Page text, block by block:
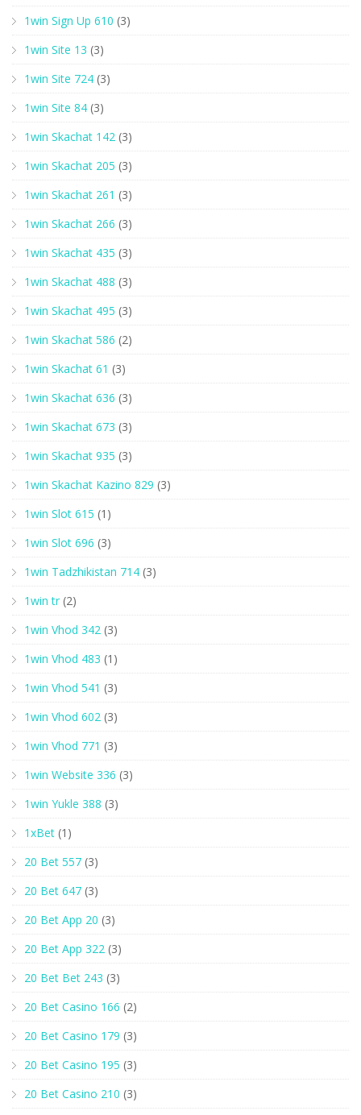
1win Sign Up 610 (3)
1win Site 13 (3)
1win Site 724 (3)
1win Site 84 (3)
1win Skachat 142 (3)
1win Skachat 205 (3)
1win Skachat 261 (3)
1win Skachat 266 (3)
1win Skachat 435 (3)
1win Skachat 488 (3)
1win Skachat 495 (3)
1win Skachat 586 (2)
1win Skachat 61 (3)
1win Skachat 636 (3)
1win Skachat 673 (3)
1win Skachat 935 (3)
1win Skachat Kazino 829 (3)
1win Slot 615 (1)
1win Slot 696 (3)
1win Tadzhikistan 714 (3)
1win tr (2)
1win Vhod 342 (3)
1win Vhod 483 (1)
1win Vhod 541 (3)
1win Vhod 602 (3)
1win Vhod 771 (3)
1win Website 336 (3)
1win Yukle 388 (3)
1xBet (1)
20 Bet 557 (3)
20 Bet 647 (3)
20 Bet App 20 (3)
20 Bet App 322 (3)
20 Bet Bet 243 (3)
20 Bet Casino 166 (2)
20 Bet Casino 179 (3)
20 Bet Casino 195 (3)
20 Bet Casino 210 (3)